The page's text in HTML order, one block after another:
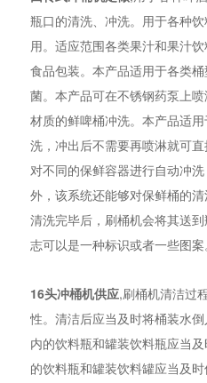
瓶口的清洗、冲洗。用于各种
用。适应范围各类果汁和果汁
食品包装。本产品适用于各类
菌。本产品可在不锈钢药泵上
材质的鲜啤桶冲洗。本产品适
洗，冲出后不需要再喷淋就可
对不同的保鲜容器进行自动冲
外，该系统还能够对保鲜桶的
清洗完毕后，刷桶机会将其送
志可以是一种标识或者一些图案
16头冲桶机供应,刷桶机清洁过
性。清洁后应当及时将桶装水
内的饮料瓶和罐装饮料瓶应当
的饮料瓶和罐装饮料罐应当及